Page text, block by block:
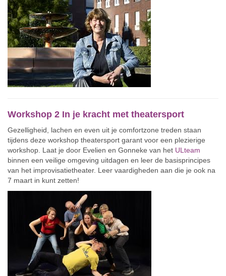
Workshop 2 In je kracht met theatersport
Gezelligheid, lachen en even uit je comfortzone treden staan
tijdens deze workshop theatersport garant voor een plezierige
workshop. Laat je door Evelien en Gonneke van het ULteam
binnen een veilige omgeving uitdagen en leer de basisprincipes
van het improvisatietheater. Leer vaardigheden aan die je ook na
7 maart in kunt zetten!